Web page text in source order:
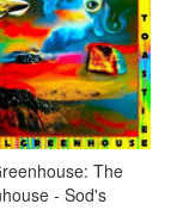
The
- Sod's